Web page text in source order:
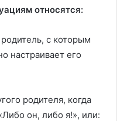
относятся:
с которым
настраивает его
родителя, когда
он, либо я!», или: